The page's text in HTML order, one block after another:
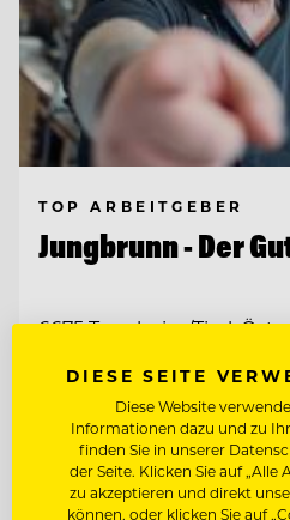
TOP ARBEITGEBER
Jungbrunn - Der
6675 Tannheim/Tirol,
KÜCHENCHEF A LA
CHEF DE PARTIE (M/
DIESE SEITE
Diese Website
Informationen dazu und zu
finden Sie in unserer
der Seite. Klicken Sie auf „Alle
zu akzeptieren und direkt
können, oder klicken Sie auf